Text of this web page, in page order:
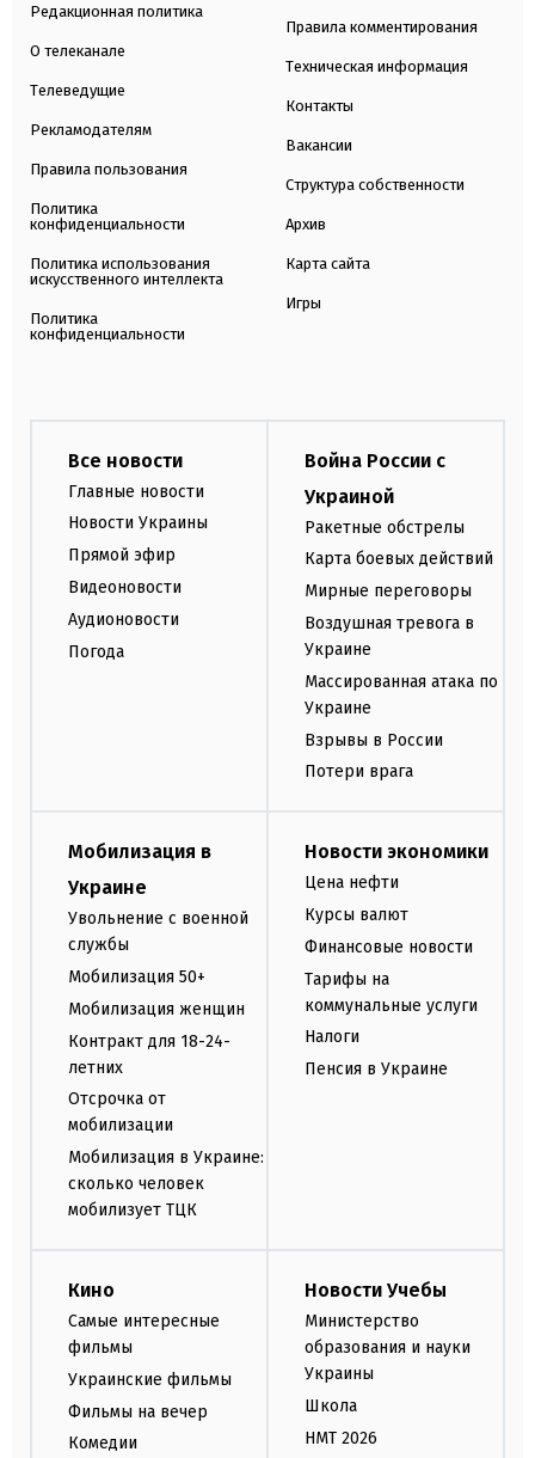
Редакционная политика
О телеканале
Телеведущие
Рекламодателям
Правила пользования
Политика
конфиденциальности
Политика использования
искусственного интеллекта
Политика
конфиденциальности
Правила комментирования
Техническая информация
Контакты
Вакансии
Структура собственности
Архив
Карта сайта
Игры
Все новости
Главные новости
Новости Украины
Прямой эфир
Видеоновости
Аудионовости
Погода
Война России с
Украиной
Ракетные обстрелы
Карта боевых действий
Мирные переговоры
Воздушная тревога в
Украине
Массированная атака по
Украине
Взрывы в России
Потери врага
Мобилизация в
Украине
Увольнение с военной
службы
Мобилизация 50+
Мобилизация женщин
Контракт для 18-24-
летних
Отсрочка от
мобилизации
Мобилизация в Украине:
сколько человек
мобилизует ТЦК
Новости экономики
Цена нефти
Курсы валют
Финансовые новости
Тарифы на
коммунальные услуги
Налоги
Пенсия в Украине
Кино
Самые интересные
фильмы
Украинские фильмы
Фильмы на вечер
Комедии
Новости Учебы
Министерство
образования и науки
Украины
Школа
НМТ 2026